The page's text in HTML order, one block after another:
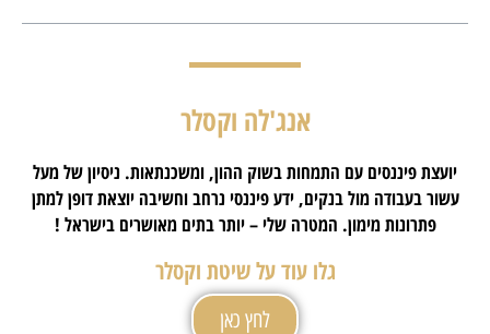
אנג'לה וקסלר
יועצת פיננסים עם התמחות בשוק ההון, ומשכנתאות. ניסיון של מעל
עשור בעבודה מול בנקים, ידע פיננסי נרחב וחשיבה יוצאת דופן למתן
פתרונות מימון. המטרה שלי – יותר בתים מאושרים בישראל !
גלו עוד על שיטת וקסלר
לחץ כאן